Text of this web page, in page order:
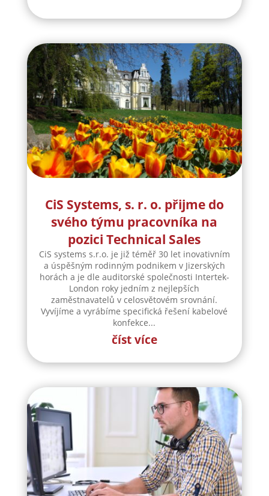
CiS Systems, s. r. o. přijme do
svého týmu pracovníka na
pozici Technical Sales
CiS systems s.r.o. je již téměř 30 let inovativním
a úspěšným rodinným podnikem v Jizerských
horách a je dle auditorské společnosti Intertek-
London roky jedním z nejlepších
zaměstnavatelů v celosvětovém srovnání.
Vyvíjíme a vyrábíme specifická řešení kabelové
konfekce...
číst více